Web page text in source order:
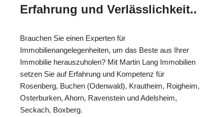
Erfahrung und Verlässlichkeit..
Brauchen Sie einen Experten für
Immobilienangelegenheiten, um das Beste aus Ihrer
Immobilie herauszuholen? Mit Martin Lang Immobilien
setzen Sie auf Erfahrung und Kompetenz für
Rosenberg, Buchen (Odenwald), Krautheim, Roigheim,
Osterburken, Ahorn, Ravenstein und Adelsheim,
Seckach, Boxberg.